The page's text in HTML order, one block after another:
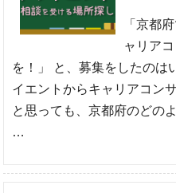
「京都
ャリア
を！」 と、募集をしたのは
イエントからキャリアコン
と思っても、京都府のどの
…